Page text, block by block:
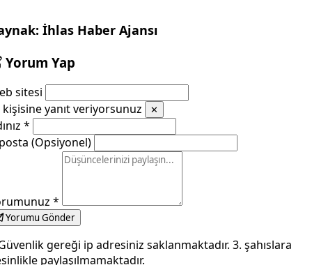
İhlas Haber Ajansı
Yorum Yap
sitesi
kişisine yanıt veriyorsunuz
✕
*
(Opsiyonel)
*
Yorumu Gönder
gereği ip adresiniz saklanmaktadır. 3. şahıslara
paylaşılmamaktadır.